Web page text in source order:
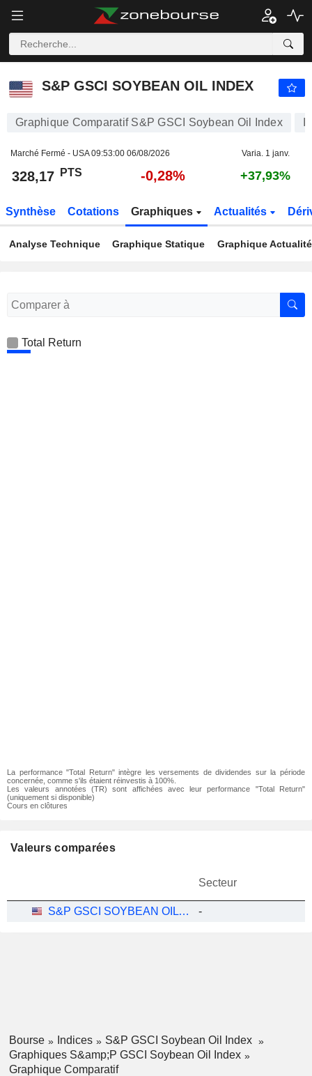
S&P GSCI SOYBEAN OIL INDEX
Graphique Comparatif S&P GSCI Soybean Oil Index
Marché Fermé - USA09:53:00 06/08/2026 Varia. 1 janv.
328,17 PTS -0,28% +37,93%
Synthèse Cotations Graphiques Actualités
Analyse Technique Graphique Statique Graphique
Total Return
La performance "Total Return" intègre les versements de dividendes sur la période
concernée, comme s'ils étaient réinvestis à 100%.
Les valeurs annotées (TR) sont affichées avec leur performance "Total Return"
(uniquement si disponible)
Cours en clôtures
Valeurs comparées
Secteur
S&P GSCI SOYBEAN OIL INDEX -
Bourse Indices
S&P GSCI Soybean Oil Index
Graphiques S&amp;P GSCI Soybean Oil Index
Graphique Comparatif